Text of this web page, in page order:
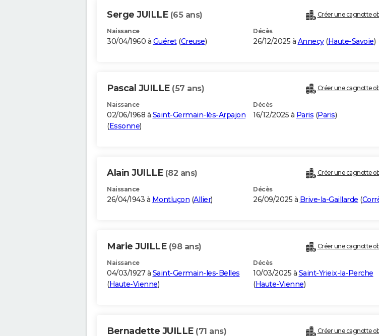
Serge JUILLE (65 ans) Créer une cagnotte
Naissance
30/04/1960 à Guéret(Creuse)
Décès
26/12/2025 à Annecy(Haute-Savoie)
Pascal JUILLE (57 ans) Créer une cagnotte
Naissance
02/06/1968 à Saint-Germain-lès-Arpajon
(Essonne)
Décès
16/12/2025 à Paris (Paris)
Alain JUILLE (82 ans) Créer une cagnotte
Naissance
26/04/1943 à Montluçon (Allier)
Décès
26/09/2025 à Brive-la-Gaillarde (
Marie JUILLE (98 ans) Créer une cagnotte
Naissance
04/03/1927 à Saint-Germain-les-Belles
(Haute-Vienne)
Décès
10/03/2025 à Saint-Yrieix-la-Perche
(Haute-Vienne)
Bernadette JUILLE (71 ans) Créer une cagnotte